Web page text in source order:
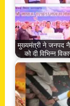
मुख्यमंत्री ने जनपद
को दी विभिन्न